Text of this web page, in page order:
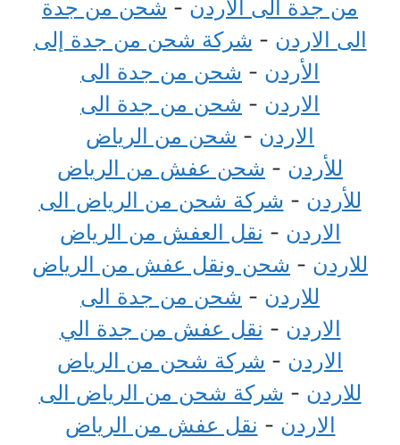
من جدة الى الاردن - شحن من جدة
الى الاردن - شركة شحن من جدة إلى
الأردن - شحن من جدة الى
الاردن - شحن من جدة الى
الاردن - شحن من الرياض
للأردن - شحن عفش من الرياض
للأردن - شركة شحن من الرياض الى
الاردن - نقل العفش من الرياض
للاردن - شحن ونقل عفش من الرياض
للاردن - شحن من جدة الى
الاردن - نقل عفش من جدة الي
الاردن - شركة شحن من الرياض
للاردن - شركة شحن من الرياض الى
الاردن - نقل عفش من الرياض